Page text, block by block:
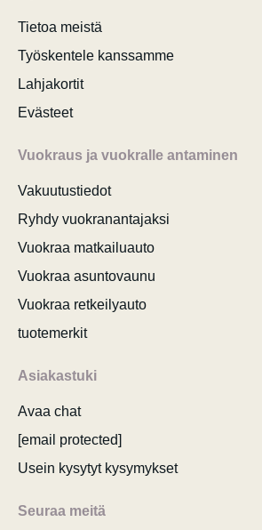
Tietoa meistä
Työskentele kanssamme
Lahjakortit
Evästeet
Vuokraus ja vuokralle antaminen
Vakuutustiedot
Ryhdy vuokranantajaksi
Vuokraa matkailuauto
Vuokraa asuntovaunu
Vuokraa retkeilyauto
tuotemerkit
Asiakastuki
Avaa chat
[email protected]
Usein kysytyt kysymykset
Seuraa meitä